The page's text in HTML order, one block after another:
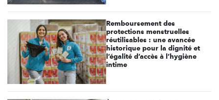
Remboursement des
protections menstruelles
réutilisables : une avancée
historique pour la dignité et
l’égalité d’accès à l’hygiène
intime